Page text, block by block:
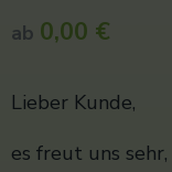
ab 0,00 €
Lieber Kunde,
es freut uns